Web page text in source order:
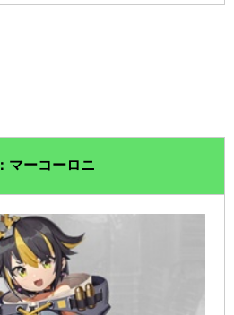
マーコーロニ